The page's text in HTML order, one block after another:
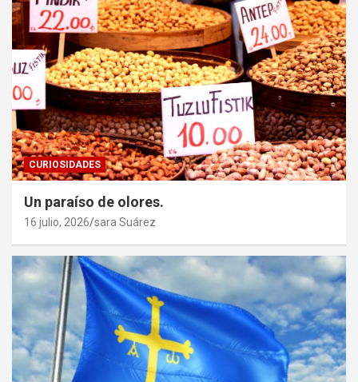
CURIOSIDADES
Un paraíso de olores.
16 julio, 2026 sara Suárez